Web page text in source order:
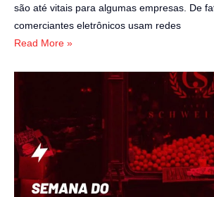
são até vitais para algumas empresas. De
comerciantes eletrônicos usam redes
Read More »
visitantes
e
tráfego